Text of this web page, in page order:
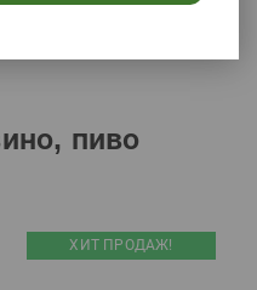
пиво
ХИТ ПРОДАЖ!